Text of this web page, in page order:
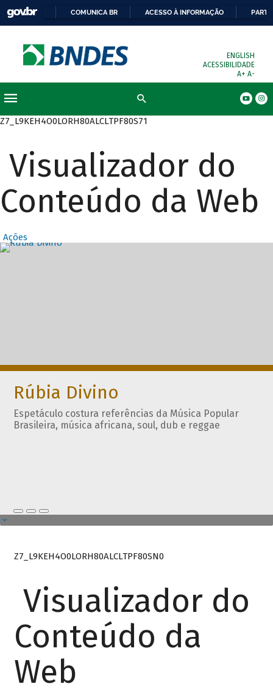
COMUNICA BR ACESSO À INFORMAÇÃO
ENGLISH
ACESSIBILIDADE
A+ A-
Z7_L9KEH4O0LORH80ALCLTPF80S71
Visualizador do
Conteúdo da Web
Ações
Destaques
Rúbia Divino
Espetáculo costura referências da Música Popular
Brasileira, música africana, soul, dub e reggae
Z7_L9KEH4O0LORH80ALCLTPF80SN0
Visualizador do
Conteúdo da
Web